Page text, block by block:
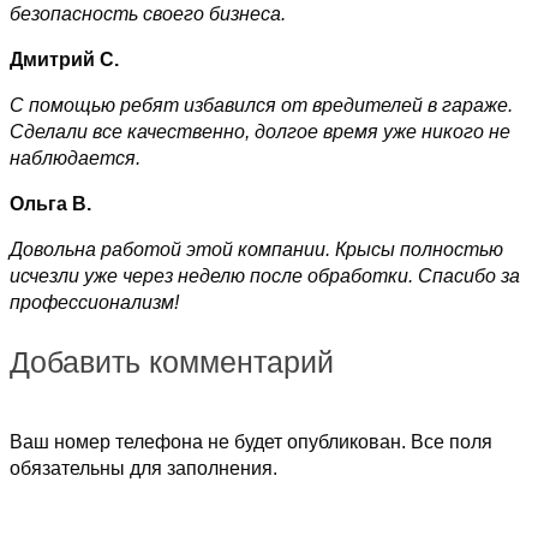
безопасность своего бизнеса.
Дмитрий С.
С помощью ребят избавился от вредителей в гараже.
Сделали все качественно, долгое время уже никого не
наблюдается.
Ольга В.
Довольна работой этой компании. Крысы полностью
исчезли уже через неделю после обработки. Спасибо за
профессионализм!
Добавить комментарий
Ваш номер телефона не будет опубликован. Все поля
обязательны для заполнения.